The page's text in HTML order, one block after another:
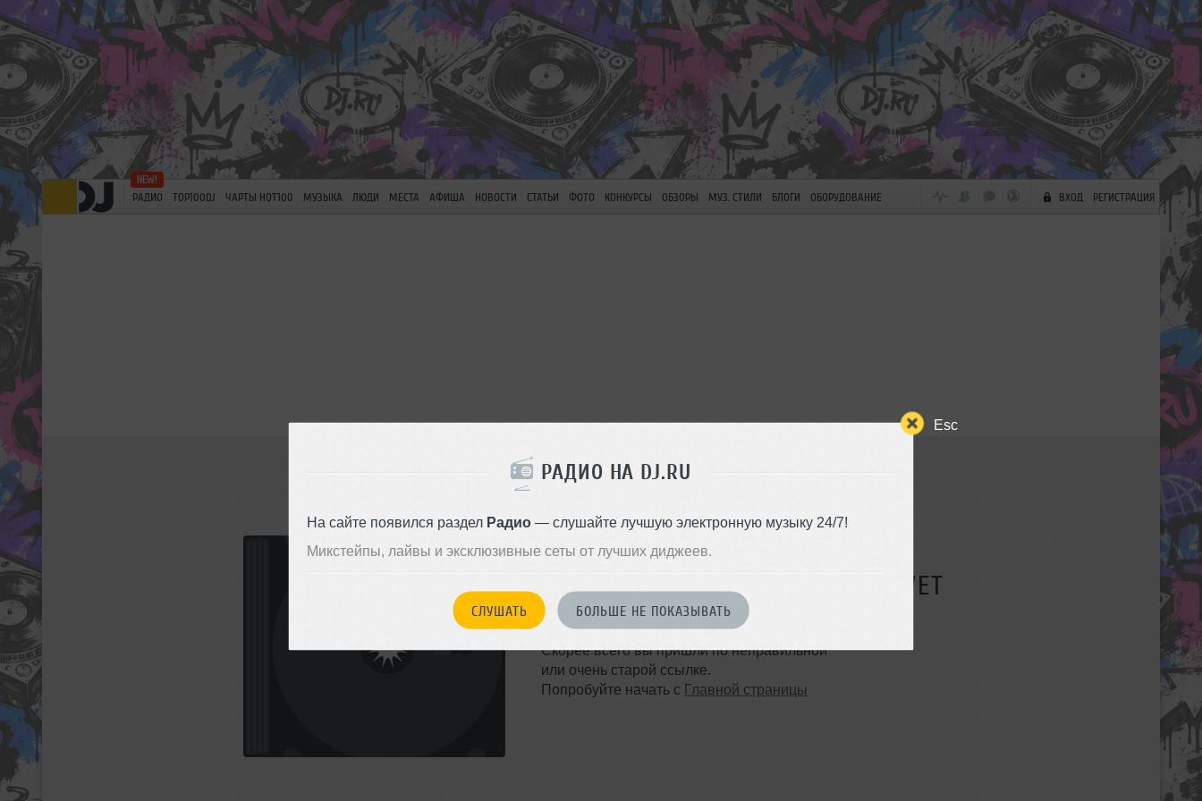
Esc
РАДИО НА DJ.RU
На сайте появился раздел Радио— слушайте лучшую электронную музыку 24/7!
Микстейпы, лайвы и эксклюзивные сеты от лучших диджеев.
СЛУШАТЬ БОЛЬШЕ НЕ ПОКАЗЫВАТЬ
РАДИО TOP100DJ ЧАРТЫ HOT100 МУЗЫКА ЛЮДИ МЕСТА АФИША НОВОСТИ СТАТЬИ ФОТО КОНКУРСЫ ОБЗОРЫ МУЗ. СТИЛИ БЛОГИ ОБОРУДОВАНИЕ ВХОД РЕГИСТРАЦИЯ
ТАКОЙ СТРАНИЦЫ НЕ СУЩЕСТВУЕТ
Ошибка 404
Скорее всего вы пришли по неправильной
или очень старой ссылке.
Попробуйте начать с Главной страницы